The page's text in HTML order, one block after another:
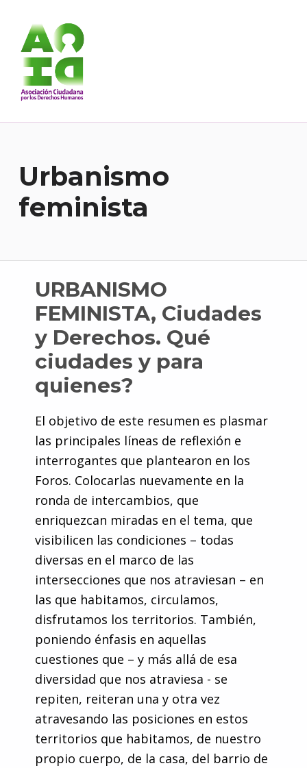
Urbanismo
feminista
URBANISMO
FEMINISTA, Ciudades
y Derechos. Qué
ciudades y para
quienes?
El objetivo de este resumen es plasmar
las principales líneas de reflexión e
interrogantes que plantearon en los
Foros. Colocarlas nuevamente en la
ronda de intercambios, que
enriquezcan miradas en el tema, que
visibilicen las condiciones – todas
diversas en el marco de las
intersecciones que nos atraviesan – en
las que habitamos, circulamos,
disfrutamos los territorios. También,
poniendo énfasis en aquellas
cuestiones que – y más allá de esa
diversidad que nos atraviesa - se
repiten, reiteran una y otra vez
atravesando las posiciones en estos
territorios que habitamos, de nuestro
propio cuerpo, de la casa, del barrio de